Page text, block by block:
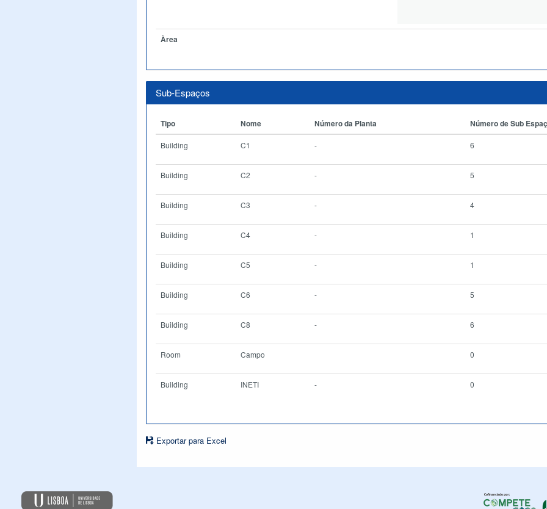
Àrea
Sub-Espaços
Tipo Nome Número da Planta Número de Sub
Building C1 - 6
Building C2 - 5
Building C3 - 4
Building C4 - 1
Building C5 - 1
Building C6 - 5
Building C8 - 6
Room Campo 0
Building INETI - 0
Exportar para Excel